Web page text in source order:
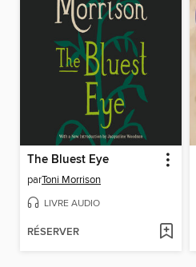
The Bluest Eye
parToni Morrison
LIVRE AUDIO
RÉSERVER